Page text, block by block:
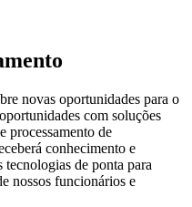
novas oportunidades para o
com soluções
processamento de
conhecimento e
de ponta para
nossos funcionários e